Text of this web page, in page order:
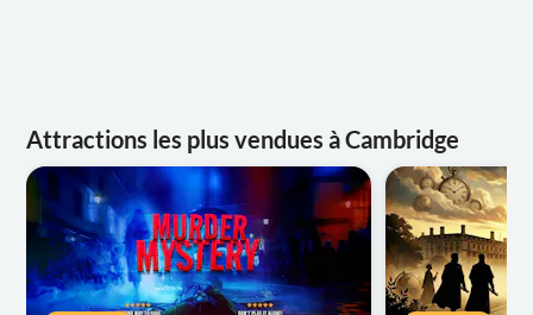
Attractions les plus vendues à Cambridge